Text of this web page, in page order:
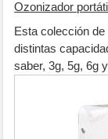
Ozonizador
Esta colección
distintas
saber, 3g, 5g, 6g